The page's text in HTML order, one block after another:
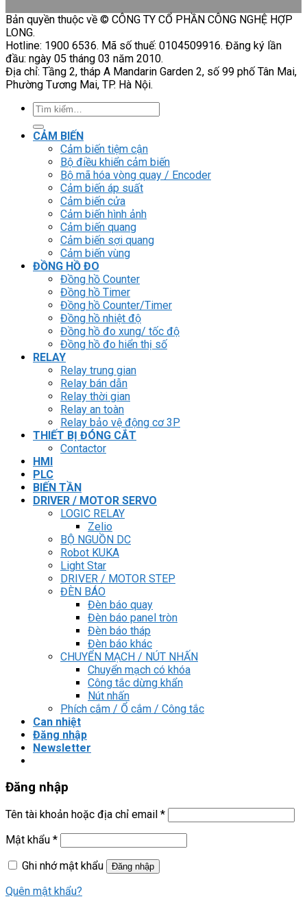
Bản quyền thuộc về © CÔNG TY CỔ PHẦN CÔNG NGHỆ HỢP
LONG.
Hotline: 1900 6536. Mã số thuế: 0104509916. Đăng ký lần
đầu: ngày 05 tháng 03 năm 2010.
Địa chỉ: Tầng 2, tháp A Mandarin Garden 2, số 99 phố Tân Mai,
Phường Tương Mai, TP. Hà Nội.
Tìm
kiếm:
CẢM BIẾN
Cảm biến tiệm cận
Bộ điều khiển cảm biến
Bộ mã hóa vòng quay / Encoder
Cảm biến áp suất
Cảm biến cửa
Cảm biến hình ảnh
Cảm biến quang
Cảm biến sợi quang
Cảm biến vùng
ĐỒNG HỒ ĐO
Đồng hồ Counter
Đồng hồ Timer
Đồng hồ Counter/Timer
Đồng hồ nhiệt độ
Đồng hồ đo xung/ tốc độ
Đồng hồ đo hiển thị số
RELAY
Relay trung gian
Relay bán dẫn
Relay thời gian
Relay an toàn
Relay bảo vệ động cơ 3P
THIẾT BỊ ĐÓNG CẮT
Contactor
HMI
PLC
BIẾN TẦN
DRIVER / MOTOR SERVO
LOGIC RELAY
Zelio
BỘ NGUỒN DC
Robot KUKA
Light Star
DRIVER / MOTOR STEP
ĐÈN BÁO
Đèn báo quay
Đèn báo panel tròn
Đèn báo tháp
Đèn báo khác
CHUYỂN MẠCH / NÚT NHẤN
Chuyển mạch có khóa
Công tắc dừng khẩn
Nút nhấn
Phích cắm / Ổ cắm / Công tắc
Can nhiệt
Đăng nhập
Newsletter
Đăng nhập
Tên tài khoản hoặc địa chỉ email *
Mật khẩu *
Ghi nhớ mật khẩu
Đăng nhập
Quên mật khẩu?